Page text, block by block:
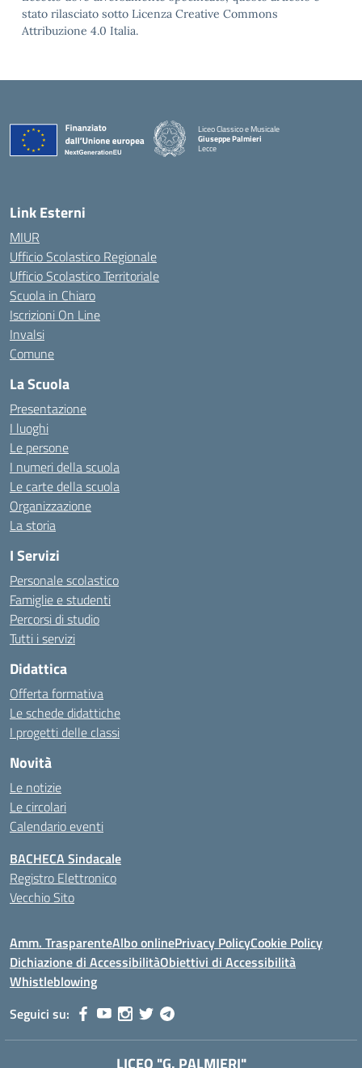
stato rilasciato sotto Licenza Creative Commons
Attribuzione 4.0 Italia.
Liceo Classico e Musicale
Giuseppe Palmieri
Lecce
Link Esterni
MIUR
Ufficio Scolastico Regionale
Ufficio Scolastico Territoriale
Scuola in Chiaro
Iscrizioni On Line
Invalsi
Comune
La Scuola
Presentazione
I luoghi
Le persone
I numeri della scuola
Le carte della scuola
Organizzazione
La storia
I Servizi
Personale scolastico
Famiglie e studenti
Percorsi di studio
Tutti i servizi
Didattica
Offerta formativa
Le schede didattiche
I progetti delle classi
Novità
Le notizie
Le circolari
Calendario eventi
BACHECA Sindacale
Registro Elettronico
Vecchio Sito
Amm. TrasparenteAlbo onlinePrivacy PolicyCookie Policy
Dichiazione di AccessibilitàObiettivi di Accessibilità
Whistleblowing
Seguici su:
LICEO "G. PALMIERI"